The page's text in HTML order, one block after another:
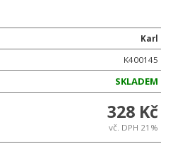
Karl
K400145
SKLADEM
328 Kč
vč. DPH 21%